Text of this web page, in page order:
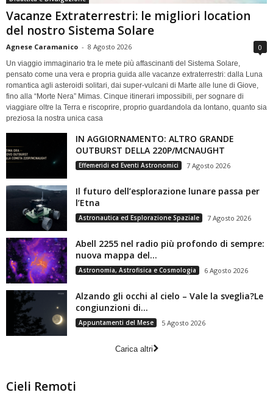
Vacanze Extraterrestri: le migliori location
del nostro Sistema Solare
Agnese Caramanico - 8 Agosto 2026 0
Un viaggio immaginario tra le mete più affascinanti del Sistema Solare,
pensato come una vera e propria guida alle vacanze extraterrestri: dalla Luna
romantica agli asteroidi solitari, dai super-vulcani di Marte alle lune di Giove,
fino alla “Morte Nera” Mimas. Cinque itinerari impossibili, per sognare di
viaggiare oltre la Terra e riscoprire, proprio guardandola da lontano, quanto sia
preziosa la nostra unica casa
IN AGGIORNAMENTO: ALTRO GRANDE
OUTBURST DELLA 220P/MCNAUGHT
Effemeridi ed Eventi Astronomici 7 Agosto 2026
Il futuro dell’esplorazione lunare passa per
l’Etna
Astronautica ed Esplorazione Spaziale 7 Agosto 2026
Abell 2255 nel radio più profondo di sempre:
nuova mappa del...
Astronomia, Astrofisica e Cosmologia 6 Agosto 2026
Alzando gli occhi al cielo – Vale la sveglia?Le
congiunzioni di...
Appuntamenti del Mese 5 Agosto 2026
Carica altri
Cieli Remoti